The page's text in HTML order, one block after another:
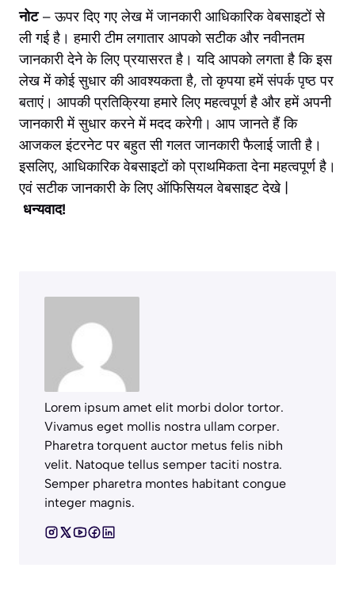
नोट– ऊपर दिए गए लेख में जानकारी आधिकारिक वेबसाइटों से
ली गई है। हमारी टीम लगातार आपको सटीक और नवीनतम
जानकारी देने के लिए प्रयासरत है। यदि आपको लगता है कि इस
लेख में कोई सुधार की आवश्यकता है, तो कृपया हमेंसंपर्क पृष्ठपर
बताएं। आपकी प्रतिक्रिया हमारे लिए महत्वपूर्ण है और हमें अपनी
जानकारी में सुधार करने में मदद करेगी। आप जानते हैं कि
आजकल इंटरनेट पर बहुत सी गलत जानकारी फैलाई जाती है।
इसलिए, आधिकारिक वेबसाइटों को प्राथमिकता देना महत्वपूर्ण है।
एवं सटीक जानकारी के लिए ऑफिसियल वेबसाइट देखे |
धन्यवाद!
Lorem ipsum amet elit morbi dolor tortor.
Vivamus eget mollis nostra ullam corper.
Pharetra torquent auctor metus felis nibh
velit. Natoque tellus semper taciti nostra.
Semper pharetra montes habitant congue
integer magnis.